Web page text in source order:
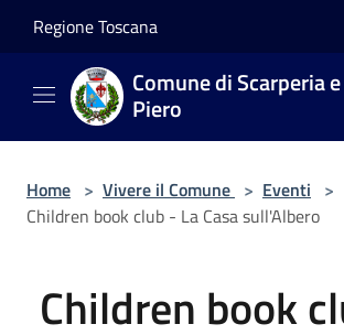
Regione Toscana
Comune di Scarperia
Piero
Home > Vivere il Comune > Eventi >
Children book club - La Casa sull'Albero
Children book